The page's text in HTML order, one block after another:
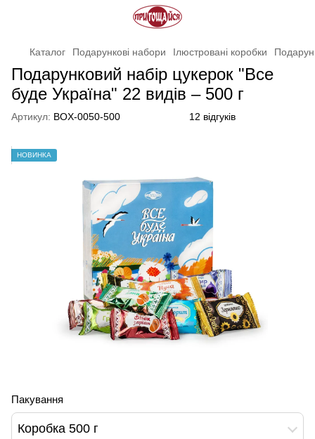
Каталог Подарункові набори Ілюстровані коробки
Подарунковий набір цукерок "Все
буде Україна" 22 видів – 500 г
Артикул: BOX-0050-500 12 відгуків
НОВИНКА
Пакування
Коробка 500 г